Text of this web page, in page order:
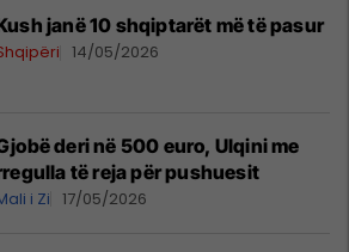
janë 10 shqiptarët më të pasur
14/05/2026
deri në 500 euro, Ulqini me
të reja për pushuesit
i Zi 17/05/2026